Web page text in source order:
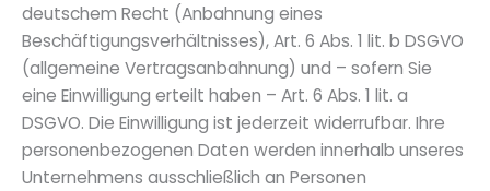
deutschem Recht (Anbahnung eines
Beschäftigungsverhältnisses), Art. 6 Abs. 1 lit. b DSGVO
(allgemeine Vertragsanbahnung) und – sofern Sie
eine Einwilligung erteilt haben – Art. 6 Abs. 1 lit. a
DSGVO. Die Einwilligung ist jederzeit widerrufbar. Ihre
personenbezogenen Daten werden innerhalb unseres
Unternehmens ausschließlich an Personen